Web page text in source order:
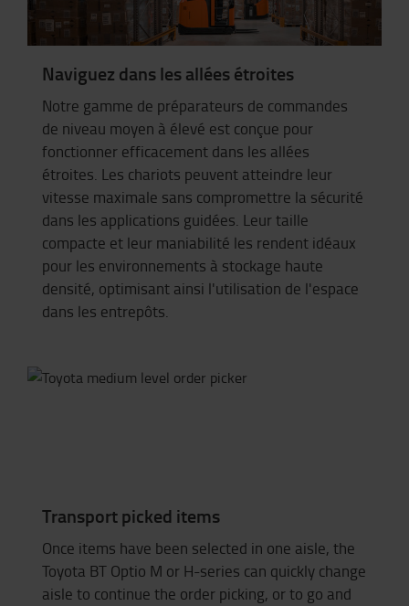
Naviguez dans les allées étroites
Notre gamme de préparateurs de commandes
de niveau moyen à élevé est conçue pour
fonctionner efficacement dans les allées
étroites. Les chariots peuvent atteindre leur
vitesse maximale sans compromettre la sécurité
dans les applications guidées. Leur taille
compacte et leur maniabilité les rendent idéaux
pour les environnements à stockage haute
densité, optimisant ainsi l'utilisation de l'espace
dans les entrepôts.
Transport picked items
Once items have been selected in one aisle, the
Toyota BT Optio M or H-series can quickly change
aisle to continue the order picking, or to go and